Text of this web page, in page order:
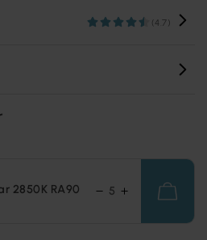
(4.7)
2850K RA90